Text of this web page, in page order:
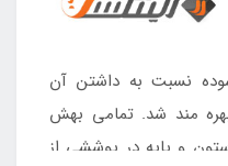
نسبت به داشتن آن
مند شد. تمامی بهش
و پایه در پوششی از